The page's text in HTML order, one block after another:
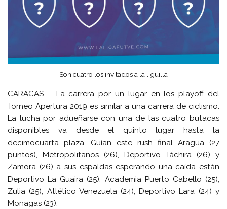
Son cuatro los invitados a la liguilla
CARACAS – La carrera por un lugar en los playoff del
Torneo Apertura 2019 es similar a una carrera de ciclismo.
La lucha por adueñarse con una de las cuatro butacas
disponibles va desde el quinto lugar hasta la
decimocuarta plaza. Guían este rush final Aragua (27
puntos), Metropolitanos (26), Deportivo Táchira (26) y
Zamora (26) a sus espaldas esperando una caída están
Deportivo La Guaira (25), Academia Puerto Cabello (25),
Zulia (25), Atlético Venezuela (24), Deportivo Lara (24) y
Monagas (23).